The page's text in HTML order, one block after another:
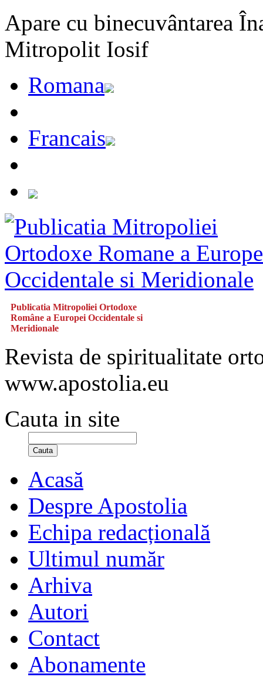
Apare cu binecuvântarea
Mitropolit Iosif
Romana
Francais
Publicatia Mitropoliei Ortodoxe
Române a Europei Occidentale si
Meridionale
Revista de spiritualitate
www.apostolia.eu
Cauta in site
Cauta
Acasă
Despre Apostolia
Echipa redacțională
Ultimul număr
Arhiva
Autori
Contact
Abonamente